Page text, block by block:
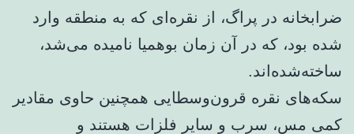
ضرابخانه در پراگ، از نقره‌ای که به منطقه وارد
شده بود، که در آن زمان بوهمیا نامیده می‌شد،
ساخته‌شده‌اند.
سکه‌های نقره قرون‌وسطایی همچنین حاوی مقادیر
کمی مس، سرب و سایر فلزات هستند و